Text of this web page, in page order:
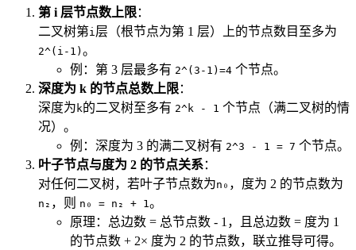
第 i 层节点数上限：
二叉树第i层（根节点为第 1 层）上的节点数目至多为
2^(i-1) 。
例：第 3 层最多有 2^(3-1)=4 个节点。
深度为 k 的节点总数上限：
深度为 k的二叉树至多有 2^k - 1 个节点（满二叉树的情
况）。
例：深度为 3 的满二叉树有 2^3 - 1 = 7 个节点。
叶子节点与度为 2 的节点关系：
对任何二叉树，若叶子节点数为n₀ ，度为 2 的节点数为
n₂ ，则 n₀ = n₂ + 1。
原理：总边数 = 总节点数 - 1，且总边数 = 度为 1
的节点数 + 2× 度为 2 的节点数，联立推导可得。